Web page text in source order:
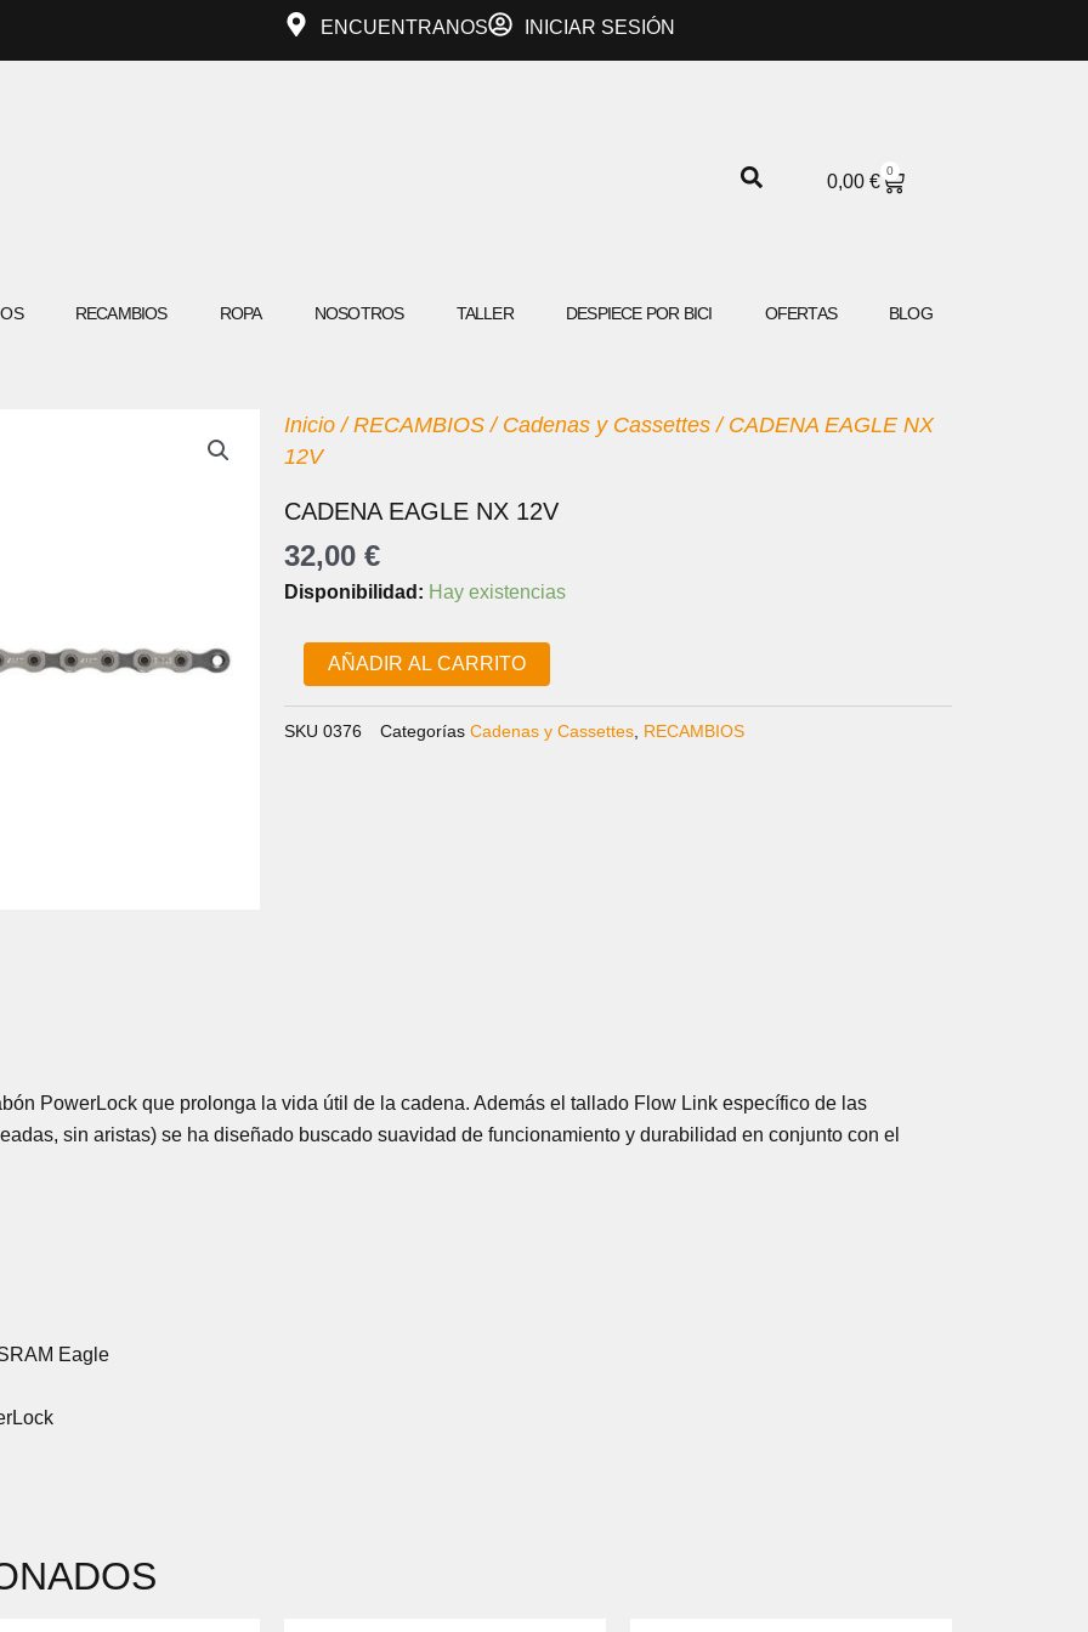
ENCUENTRANOS INICIAR SESIÓN
0,00 €
0
CARRITO
RECAMBIOS ROPA NOSOTROS TALLER DESPIECE POR BICI OFERTAS BLOG
Inicio /RECAMBIOS / Cadenas y Cassettes / CADENA EAGLE NX
12V
CADENA EAGLE NX 12V
32,00 €
Disponibilidad: Hay existencias
CADENA
cantidad
AÑADIR AL CARRITO
SKU 0376 Categorías Cadenas y Cassettes, RECAMBIOS
PowerLock que prolonga la vida útil de la cadena. Además el tallado Flow Link específico de las
sin aristas) se ha diseñado buscado suavidad de funcionamiento y durabilidad en conjunto con el
Eagle